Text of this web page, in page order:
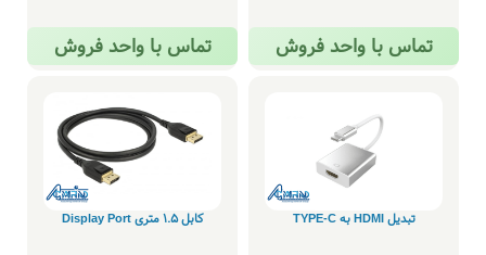
تماس با واحد فروش تماس با واحد فروش
تبدیل HDMI به TYPE-C کابل 1.5 متری Display Port